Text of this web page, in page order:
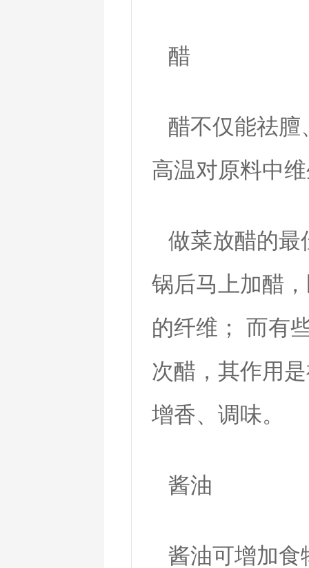
醋
醋不仅能祛
高温对原料中
做菜放醋的最
锅后马上加醋
的纤维； 而有
次醋，其作用
增香、调味。
酱油
酱油可增加